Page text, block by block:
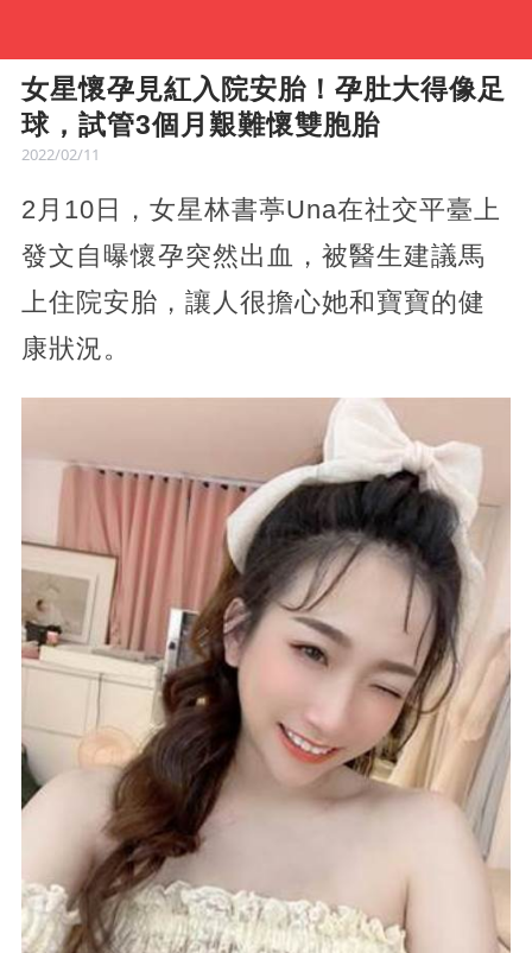
女星懷孕見紅入院安胎！孕肚大得像足
球，試管3個月艱難懷雙胞胎
2022/02/11
2月10日，女星林書葶Una在社交平臺上
發文自曝懷孕突然出血，被醫生建議馬
上住院安胎，讓人很擔心她和寶寶的健
康狀況。